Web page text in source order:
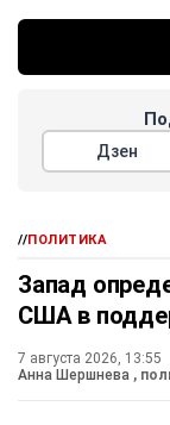
Дзен
//ПОЛИТИКА
Запад
США в
7 августа 2026, 13:55
Анна Шершнева ,